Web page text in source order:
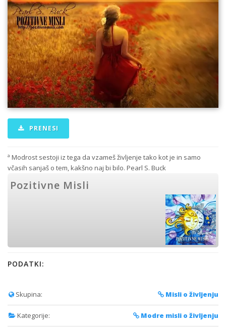
PRENESI
ª Modrost sestoji iz tega da vzameš življenje tako kot je in samo
včasih sanjaš o tem, kakšno naj bi bilo. Pearl S. Buck
Pozitivne Misli
PODATKI:
Skupina: Misli o življenju
Kategorije: Modre misli o življenju